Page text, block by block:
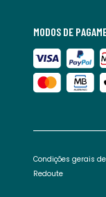
MODOS DE
Condições gerais
Redoute